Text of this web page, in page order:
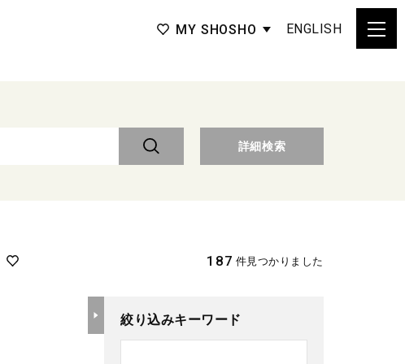
MY SHOSHO ENGLISH
詳細検索
187 件見つかりました
絞り込みキーワード